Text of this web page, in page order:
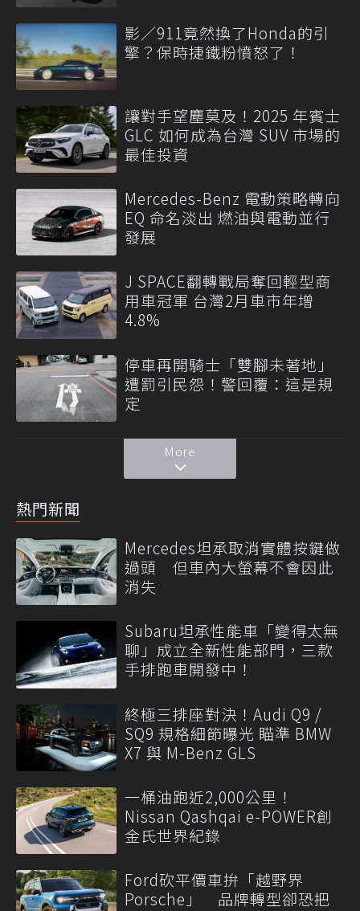
影／911竟然換了Honda的引
擎？保時捷鐵粉憤怒了！
讓對手望塵莫及！2025 年賓士
GLC 如何成為台灣 SUV 市場的
最佳投資
Mercedes-Benz 電動策略轉向
EQ 命名淡出 燃油與電動並行
發展
J SPACE翻轉戰局奪回輕型商
用車冠軍 台灣2月車市年增
4.8%
停車再開騎士「雙腳未著地」
遭罰引民怨！警回覆：這是規
定
More
熱門新聞
Mercedes坦承取消實體按鍵做
過頭 但車內大螢幕不會因此
消失
Subaru坦承性能車「變得太無
聊」成立全新性能部門，三款
手排跑車開發中！
終極三排座對決！Audi Q9 /
SQ9 規格細節曝光 瞄準 BMW
X7 與 M-Benz GLS
一桶油跑近2,000公里！
Nissan Qashqai e-POWER創
金氏世界紀錄
Ford砍平價車拚「越野界
Porsche」 品牌轉型卻恐把